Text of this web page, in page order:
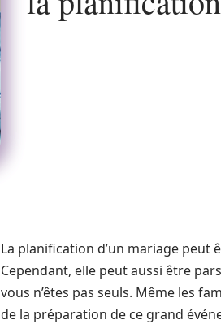
La planification d’un mariage peut
Cependant, elle peut aussi être
vous n’êtes pas seuls. Même les
de la préparation de ce grand